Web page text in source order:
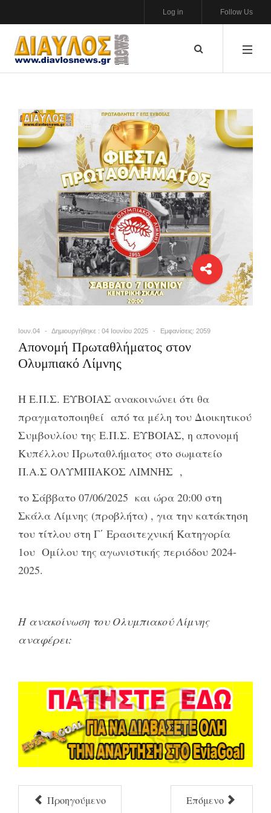
Follow Us
Log in
Ιουν.04 Δημιουργήθηκε : 04 Ιουνίου 2025 Εμφανίσεις: 2059
Απονομή Πρωταθλήματος στον
Ολυμπιακό Λίμνης
Η Ε.Π.Σ. ΕΥΒΟΙΑΣ ανακοινώνει ότι θα
πραγματοποιηθεί από τα μέλη του Διοικητικού
Συμβουλίου της Ε.Π.Σ. ΕΥΒΟΙΑΣ, η απονομή
Κυπέλλου Πρωταθλήματος στο σωματείο
Π.Α.Σ ΟΛΥΜΠΙΑΚΟΣ ΛΙΜΝΗΣ ,
το Σάββατο 07/06/2025 και ώρα 20:00 στη
Σκάλα Λίμνης (προβλήτα) , για την κατάκτηση
του τίτλου στη Γ΄ Ερασιτεχνική Κατηγορία
1ου Ομίλου της αγωνιστικής περιόδου 2024-
2025.
Η ανακοίνωση του Ολυμπιακού Λίμνης
αναφέρει:
Προηγούμενο Επόμενο